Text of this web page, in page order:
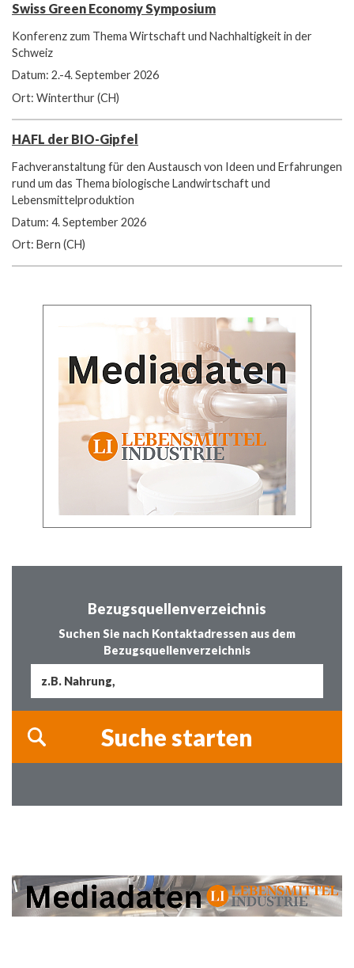
Swiss Green Economy Symposium
Konferenz zum Thema Wirtschaft und Nachhaltigkeit in der
Schweiz
Datum: 2.-4. September 2026
Ort: Winterthur (CH)
HAFL der BIO-Gipfel
Fachveranstaltung für den Austausch von Ideen und Erfahrungen
rund um das Thema biologische Landwirtschaft und
Lebensmittelproduktion
Datum: 4. September 2026
Ort: Bern (CH)
Bezugsquellenverzeichnis
Suchen Sie nach Kontaktadressen aus dem
Bezugsquellenverzeichnis